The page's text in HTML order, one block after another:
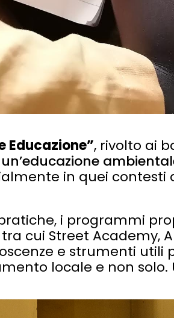
Educazione”, rivolto ai
in quei contesti
i programmi
cui Street Academy,
e strumenti
locale e non solo.